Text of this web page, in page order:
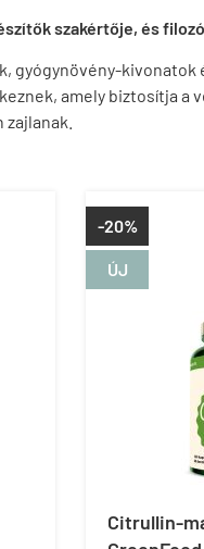
szakértője, és
amely biztosítja a
ÚJ
-20%
Citrullin-